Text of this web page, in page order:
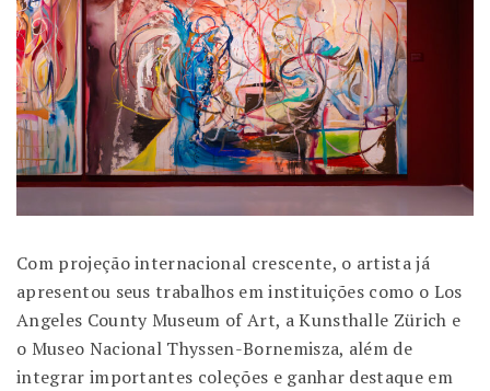
Com projeção internacional crescente, o artista já
apresentou seus trabalhos em instituições como o Los
Angeles County Museum of Art, aKunsthalle Zürich e
o Museo Nacional Thyssen-Bornemisza, além de
integrar importantes coleções e ganhar destaque em